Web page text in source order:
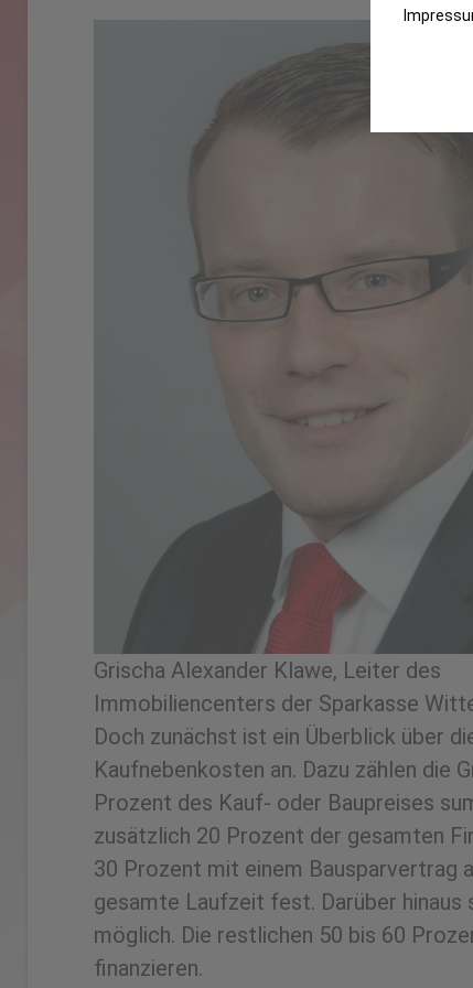
Grischa Alexander Klawe, Leiter des
Immobiliencenters der Sparkasse
Doch zunächst ist ein Überblick über
Kaufnebenkosten an. Dazu zählen die
Prozent des Kauf- oder Baupreises
zusätzlich 20 Prozent der gesamten
30 Prozent mit einem Bausparvertrag
gesamte Laufzeit fest. Darüber
möglich. Die restlichen 50 bis 60
finanzieren.